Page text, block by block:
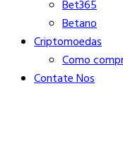
Bet365
Betano
Criptomoedas
Como
Contate Nos